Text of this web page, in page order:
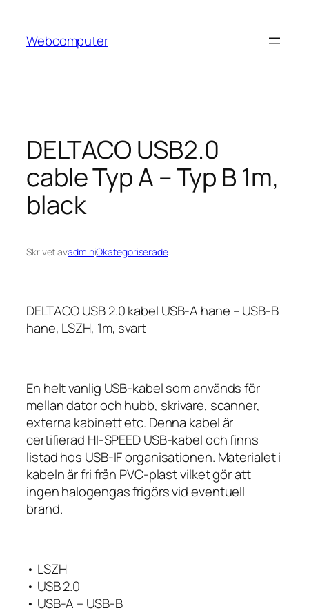
innehåll
Webcomputer
DELTACO USB2.0
cable Typ A – Typ B 1m,
black
Skrivet avadminiOkategoriserade
DELTACO USB 2.0 kabel USB-A hane – USB-B
hane, LSZH, 1m, svart
En helt vanlig USB-kabel som används för
mellan dator och hubb, skrivare, scanner,
externa kabinett etc. Denna kabel är
certifierad HI-SPEED USB-kabel och finns
listad hos USB-IF organisationen. Materialet i
kabeln är fri från PVC-plast vilket gör att
ingen halogengas frigörs vid eventuell
brand.
• LSZH
• USB 2.0
• USB-A – USB-B